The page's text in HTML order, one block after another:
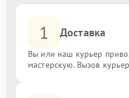
1 Доставка
Вы или наш курьер
мастерскую. Вызов